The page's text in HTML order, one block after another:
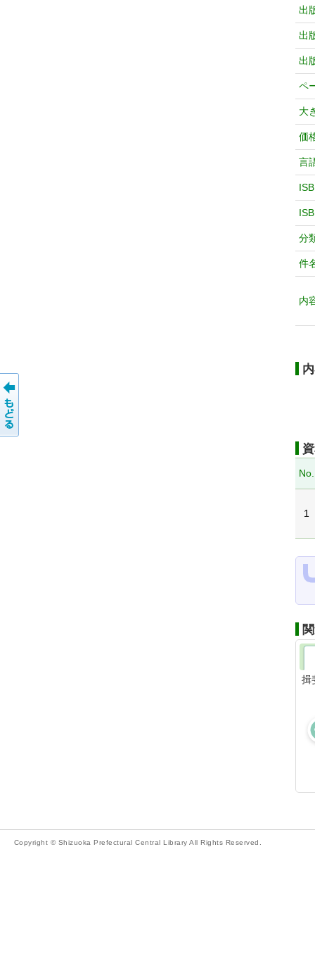
出
出
出
ペ
大
価
言
分
件
内
No.
1
揖
Copyright © Shizuoka Prefectural Central Library All Rights Reserved.